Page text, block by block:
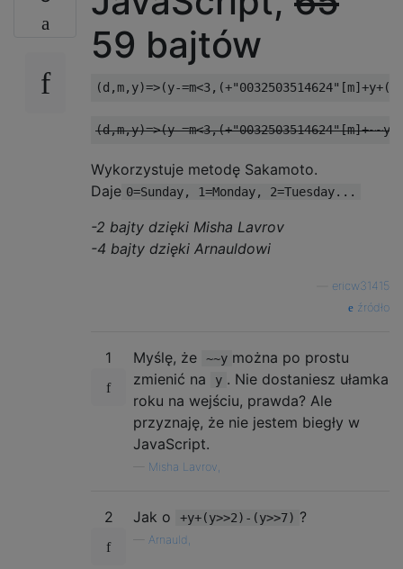
59 bajtów
Wykorzystuje metodę Sakamoto.
Daje 0=Sunday, 1=Monday, 2=Tuesday...
-2 bajty dzięki Misha Lavrov
-4 bajty dzięki Arnauldowi
ericw31415
źródło
1 Myślę, że ~~y można po prostu
zmienić na
y . Nie dostaniesz ułamka
roku na wejściu, prawda? Ale
przyznaję, że nie jestem biegły w
JavaScript.
Misha Lavrov,
2 Jak o +y+(y>>2)-(y>>7) ?
Arnauld,